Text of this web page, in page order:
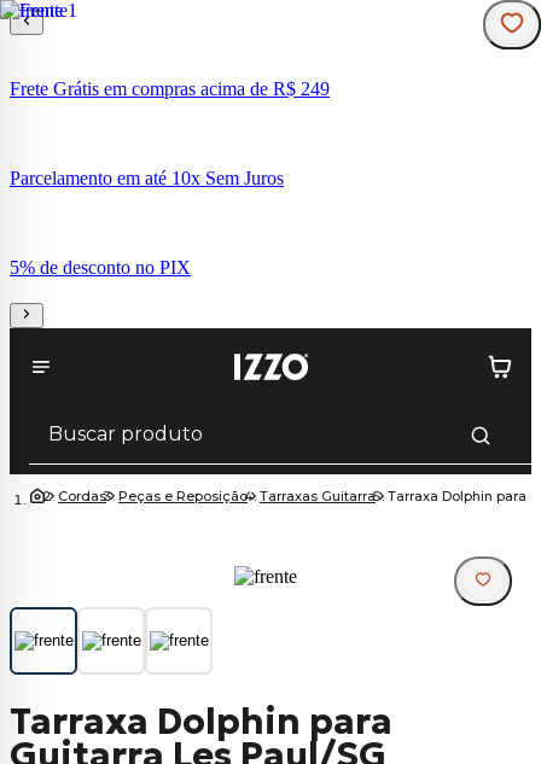
Frete Grátis em compras acima de R$ 249
Parcelamento em até 10x Sem Juros
5% de desconto no PIX
Cordas Peças e Reposição Tarraxas Guitarra Tarraxa Dolphin para
Tarraxa Dolphin para
Guitarra Les Paul/SG